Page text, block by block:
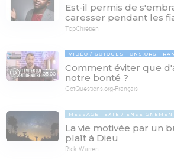
Est-il permis de
caresser pendant les
TopChrétien
05:00
VIDÉO GOTQUESTIONS.ORG-
Comment éviter que
notre bonté ?
GotQuestions.org-Français
MESSAGE TEXTE
La vie motivée par un
plaît à Dieu
Rick Warren